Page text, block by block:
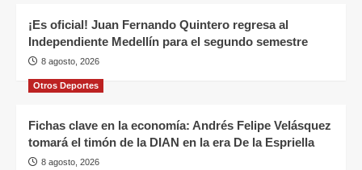
¡Es oficial! Juan Fernando Quintero regresa al
Independiente Medellín para el segundo semestre
8 agosto, 2026
Otros Deportes
Fichas clave en la economía: Andrés Felipe Velásquez
tomará el timón de la DIAN en la era De la Espriella
8 agosto, 2026